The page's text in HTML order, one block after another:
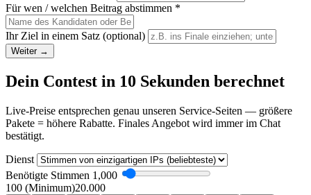
Für wen / welchen Beitrag abstimmen *
Ihr Ziel in einem Satz (optional)
Weiter →
Dein Contest in 10 Sekunden berechnet
Live-Preise entsprechen genau unseren Service-Seiten — größere
Pakete = höhere Rabatte. Finales Angebot wird immer im Chat
bestätigt.
Dienst
Benötigte Stimmen 1,000
100 (Minimum)20.000